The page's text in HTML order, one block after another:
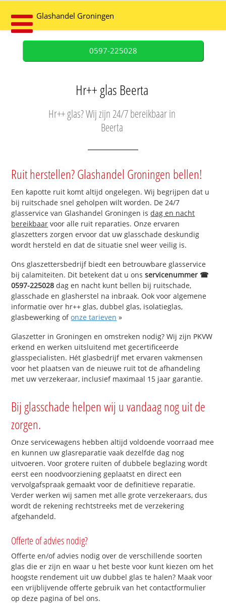
Glashandel Groningen
0597-225028
Hr++ glas Beerta
Hr++ glas? Wij zijn 24/7 bereikbaar in
Beerta
Ruit herstellen? Glashandel Groningen bellen!
Een kapotte ruit komt altijd ongelegen. Wij begrijpen dat u
bij ruitschade snel geholpen wilt worden. De 24/7
glasservice van Glashandel Groningen isdag en nacht
bereikbaar voor alle ruit reparaties. Onze ervaren
glaszetters zorgen ervoor dat uw glasschade deskundig
wordt hersteld en dat de situatie snel weer veilig is.
Ons glaszettersbedrijf biedt een betrouwbare glasservice
bij calamiteiten. Dit betekent dat u onsservicenummer ☎
0597-225028 dag en nacht kunt bellen bij ruitschade,
glasschade en glasherstel na inbraak. Ook voor algemene
informatie over hr++ glas, dubbel glas, isolatieglas,
glasbewerking ofonze tarieven »
Glaszetter in Groningen en omstreken nodig? Wij zijn PKVW
erkend en werken uitsluitend met gecertificeerde
glasspecialisten. Hét glasbedrijf met ervaren vakmensen
voor het plaatsen van de nieuwe ruit tot de afhandeling
met uw verzekeraar, inclusief maximaal 15 jaar garantie.
Bij glasschade helpen wij u vandaag nog uit de
zorgen.
Onze servicewagens hebben altijd voldoende voorraad mee
en kunnen uw glasreparatie vaak dezelfde dag nog
uitvoeren. Voor grotere ruiten of dubbele beglazing wordt
eerst een noodvoorziening geplaatst en direct een
vervolgafspraak gemaakt voor de definitieve reparatie.
Verder werken wij samen met alle grote verzekeraars, dus
wordt de rekening rechtstreeks met de verzekering
afgehandeld.
Offerte of advies nodig?
Offerte en/of advies nodig over de verschillende soorten
glas die er zijn en waar u het beste voor kunt kiezen om het
hoogste rendement uit uw dubbel glas te halen? Maak voor
een vrijblijvende offerte gebruik van het contactformulier
op deze pagina of bel ons.